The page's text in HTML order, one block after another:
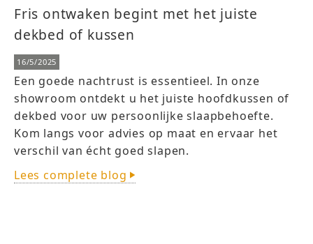
Fris ontwaken begint met het juiste
dekbed of kussen
16/5/2025
Een goede nachtrust is essentieel. In onze
showroom ontdekt u het juiste hoofdkussen of
dekbed voor uw persoonlijke slaapbehoefte.
Kom langs voor advies op maat en ervaar het
verschil van écht goed slapen.
Lees complete blog